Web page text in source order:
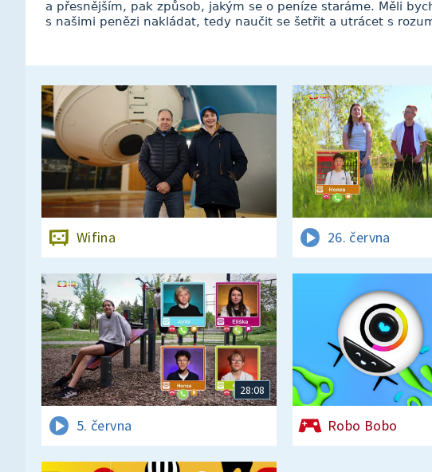
a přesnějším, pak způsob, jakým se o peníze staráme. Měli
s našimi penězi nakládat, tedy naučit se šetřit a utrácet s
Wifina 26. června
28:08
5. června Robo Bobo